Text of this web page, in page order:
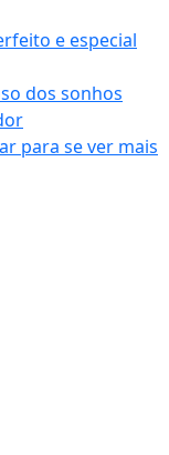
e especial
dos sonhos
para se ver mais